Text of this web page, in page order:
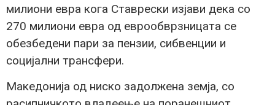
милиони евра кога Ставрески изјави дека со
270 милиони евра од еврообврзницата се
обезбедени пари за пензии, сибвенции и
социјални трансфери.
Македонија од ниско задолжена земја, со